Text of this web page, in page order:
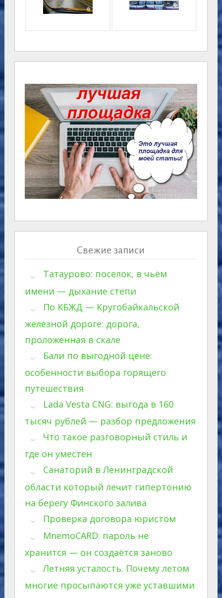
Свежие записи
Татаурово: поселок, в чьём
имени — дыхание степи
По КБЖД — Кругобайкальской
железной дороге: дорога,
проложенная в скале
Бали по выгодной цене:
особенности выбора горящего
путешествия
Lada Vesta CNG: выгода в 160
тысяч рублей — разбор предложения
Что такое разговорный стиль и
где он уместен
Санаторий в Ленинградской
области который лечит гипертонию
на берегу Финского залива
Проверка договора юристом
MnemoCARD: пароль не
хранится — он создаётся заново
Летняя усталость. Почему летом
многие просыпаются уже уставшими